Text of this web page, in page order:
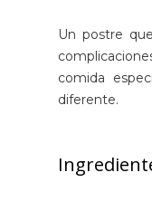
Un postre
comida
diferente.